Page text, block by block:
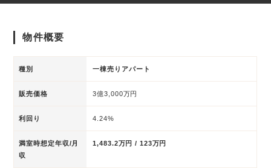
物件概要
種別 一棟売りアパート
販売価格 3億3,000万円
利回り 4.24%
満室時想定年収/月
収
1,483.2万円 / 123万円